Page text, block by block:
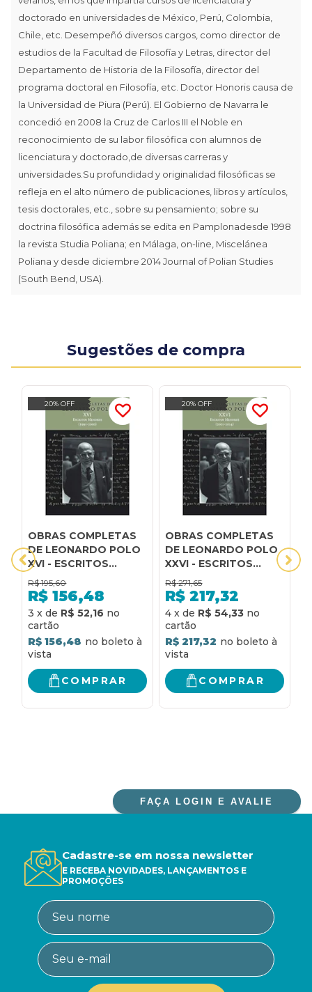
doctorado en universidades de México, Perú, Colombia,
Chile, etc. Desempeñó diversos cargos, como director de
estudios de la Facultad de Filosofía y Letras, director del
Departamento de Historia de la Filosofía, director del
programa doctoral en Filosofía, etc. Doctor Honoris causa de
la Universidad de Piura (Perú). El Gobierno de Navarra le
concedió en 2008 la Cruz de Carlos III el Noble en
reconocimiento de su labor filosófica con alumnos de
licenciatura y doctorado,de diversas carreras y
universidades.Su profundidad y originalidad filosóficas se
refleja en el alto número de publicaciones, libros y artículos,
tesis doctorales, etc., sobre su pensamiento; sobre su
doctrina filosófica además se edita en Pamplonadesde 1998
la revista Studia Poliana; en Málaga, on-line, Miscelánea
Poliana y desde diciembre 2014 Journal of Polian Studies
(South Bend, USA).
Sugestões de compra
20% OFF
OBRAS COMPLETAS
DE LEONARDO POLO
XVI - ESCRITOS
MENORES (1991-2000)
R$ 195,60
R$ 156,48
3 x de R$ 52,16
R$ 156,48
COMPRAR
20% OFF
OBRAS COMPLETAS
DE LEONARDO POLO
XXVI - ESCRITOS
MENORES (2001-2014)
R$ 271,65
R$ 217,32
4 x de R$ 54,33
R$ 217,32
COMPRAR
FAÇA LOGIN E AVALIE
Cadastre-se em nossa newsletter
E RECEBA NOVIDADES, LANÇAMENTOS E
PROMOÇÕES